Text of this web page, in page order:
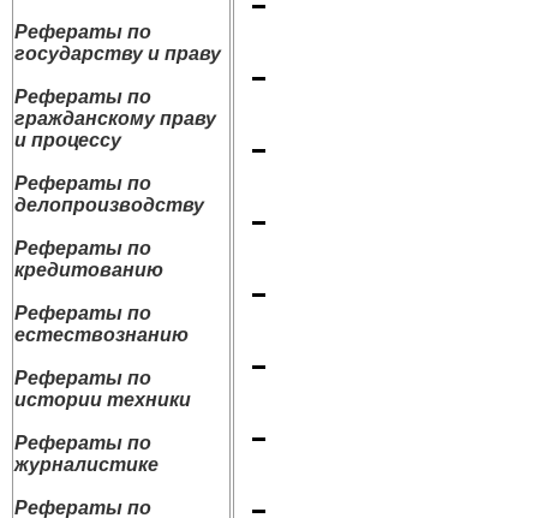
Рефераты по
государству и праву
Рефераты по
гражданскому праву
и процессу
Рефераты по
делопроизводству
Рефераты по
кредитованию
Рефераты по
естествознанию
Рефераты по
истории техники
Рефераты по
журналистике
Рефераты по